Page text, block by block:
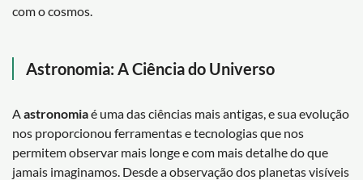
com o cosmos.
Astronomia: A Ciência do Universo
A astronomiaé uma das ciências mais antigas, e sua evolução
nos proporcionou ferramentas e tecnologias que nos
permitem observar mais longe e com mais detalhe do que
jamais imaginamos. Desde a observação dos planetas visíveis